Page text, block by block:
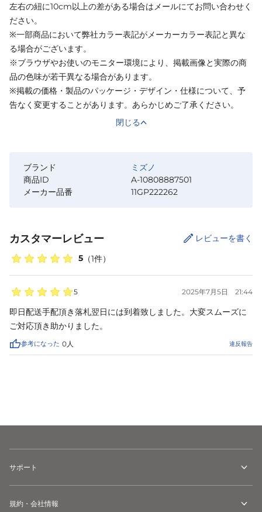
左右の紐に10cm以上の差がある場合はメールにてお問い合わせく
ださい。
※一部商品において弊社カラー表記がメーカーカラー表記と異な
る場合がございます。
※ブラウザやお使いのモニター環境により、掲載画像と実際の商
品の色味が若干異なる場合があります。
※掲載の価格・製品のパッケージ・デザイン・仕様について、予
告なく変更することがあります。あらかじめご了承ください。
閉じる
ブランド
ミズノ
商品ID
A-10808887501
メーカー品番
11GP222262
カスタマーレビュー
5 （1件）
レビューを書く
5 2025年7月5日 21:44
即日配送手配頂き落札翌日には到着致しました。大変スムーズに
ご対応頂き助かりました。
参考になった 0 人 違反報告
サポート
規約・会社情報